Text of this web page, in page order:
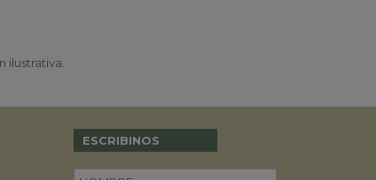
ilustrativa.
ESCRIBINOS